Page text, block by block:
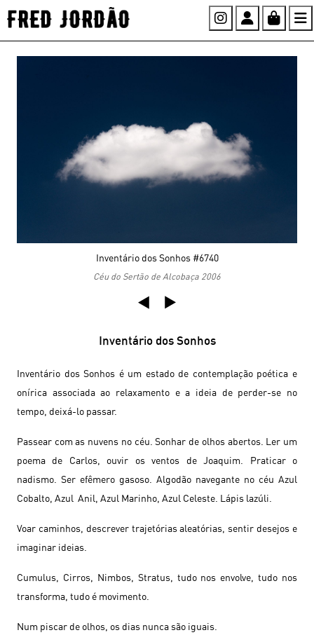
InstagramAccount
Cart
Inventário dos Sonhos #6740
Céu do Sertão de Alcobaça 2006
Inventário dos Sonhos
Inventário dos Sonhos é um estado de contemplação poética e
onírica associada ao relaxamento e a ideia de perder-se no
tempo, deixá-lo passar.
Passear com as nuvens no céu. Sonhar de olhos abertos. Ler um
poema de Carlos, ouvir os ventos de Joaquim. Praticar o
nadismo. Ser efêmero gasoso. Algodão navegante no céu Azul
Cobalto, Azul Anil, Azul Marinho, Azul Celeste. Lápis lazúli.
Voar caminhos, descrever trajetórias aleatórias, sentir desejos e
imaginar ideias.
Cumulus, Cirros, Nimbos, Stratus, tudo nos envolve, tudo nos
transforma, tudo é movimento.
Num piscar de olhos, os dias nunca são iguais.